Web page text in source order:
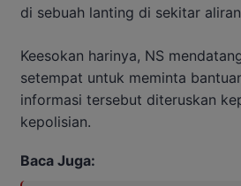
di sebuah lanting di sekitar
Keesokan harinya, NS
setempat untuk meminta
informasi tersebut diteruskan
kepolisian.
Baca Juga: